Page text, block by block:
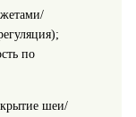
по
шеи/